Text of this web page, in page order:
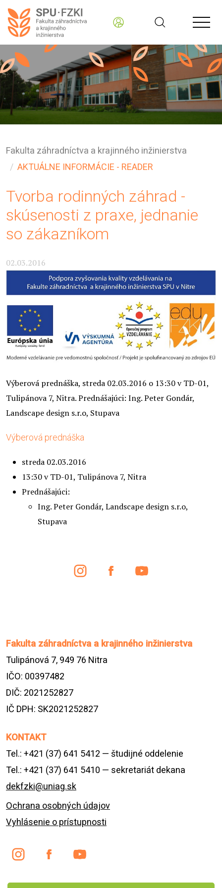
Fakulta záhradníctva a krajinného inžinierstva
AKTUÁLNE INFORMÁCIE - READER
Tvorba rodinných záhrad -
skúsenosti z praxe, jednanie
so zákazníkom
02.03.2016
Výberová prednáška, streda 02.03.2016 o 13:30 v TD-01,
Tulipánova 7, Nitra. Prednášajúci: Ing. Peter Gondár,
Landscape design s.r.o, Stupava
Výberová prednáška
streda 02.03.2016
13:30 v TD-01, Tulipánova 7, Nitra
Prednášajúci:
Ing. Peter Gondár, Landscape design s.r.o,
Stupava
Fakulta záhradníctva a krajinného inžinierstva
Tulipánová 7, 949 76 Nitra
IČO: 00397482
DIČ: 2021252827
IČ DPH: SK2021252827
KONTAKT
Tel.: +421 (37) 641 5412 — študijné oddelenie
Tel.: +421 (37) 641 5410 — sekretariát dekana
dekfzki@uniag.sk
Ochrana osobných údajov
Vyhlásenie o prístupnosti